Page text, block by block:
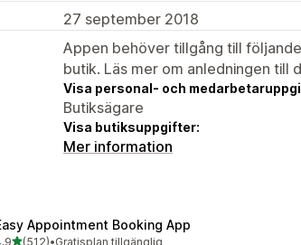
27 september 2018
Appen behöver tillgång till
butik. Läs mer om anledningen till
Visa personal- och
Butiksägare
Visa butiksuppgifter:
Mer information
Appointment Booking App
av 5 stjärnor
(512)•Gratisplan tillgänglig